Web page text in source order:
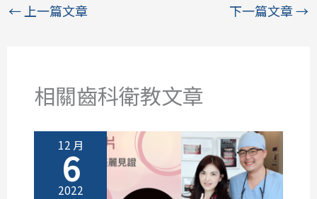
←上一篇文章 下一篇文章→
相關齒科衛教文章
12 月
6
2022